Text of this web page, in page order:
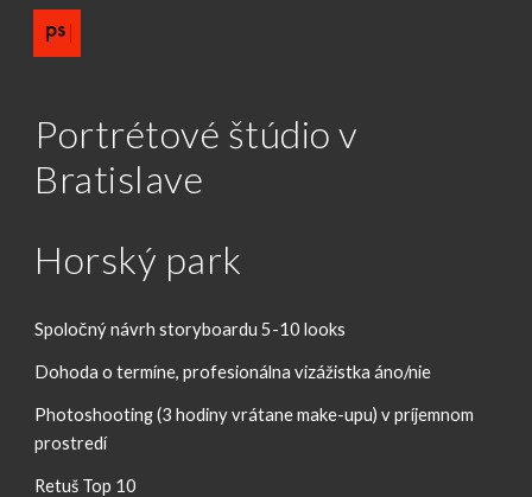
Skip to main content
Portrétové štúdio v
Bratislave
Horský park
Spoločný návrh storyboardu 5-10 looks
Dohoda o termíne, profesionálna vizážistka áno/nie
Photoshooting (3 hodiny vrátane make-upu) v príjemnom
prostredí
Retuš Top 10